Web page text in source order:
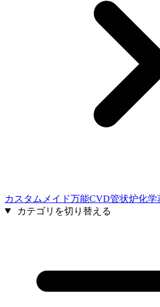
カスタムメイド万能CVD管状炉化
カテゴリを切り替える